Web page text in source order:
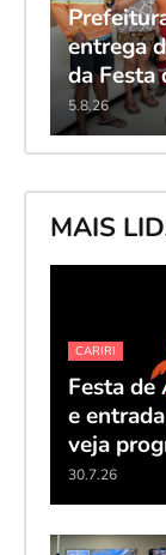
entrega
da Festa
5.8.26
MAIS
CARIRI
Festa de
e
veja
30.7.26